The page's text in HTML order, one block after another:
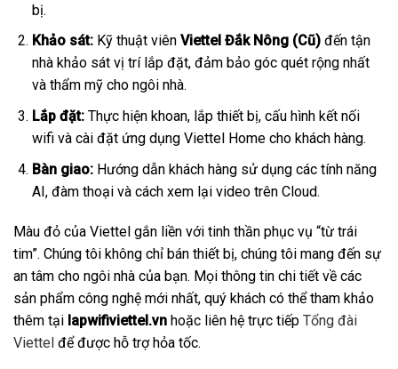
bị.
Khảo sát:Kỹ thuật viên Viettel Đắk Nông (Cũ)đến tận
nhà khảo sát vị trí lắp đặt, đảm bảo góc quét rộng nhất
và thẩm mỹ cho ngôi nhà.
Lắp đặt:Thực hiện khoan, lắp thiết bị, cấu hình kết nối
wifi và cài đặt ứng dụng Viettel Home cho khách hàng.
Bàn giao:Hướng dẫn khách hàng sử dụng các tính năng
AI, đàm thoại và cách xem lại video trên Cloud.
Màu đỏ của Viettel gắn liền với tinh thần phục vụ “từ trái
tim”. Chúng tôi không chỉ bán thiết bị, chúng tôi mang đến sự
an tâm cho ngôi nhà của bạn. Mọi thông tin chi tiết về các
sản phẩm công nghệ mới nhất, quý khách có thể tham khảo
thêm tại lapwifiviettel.vn hoặc liên hệ trực tiếp Tổng đài
Viettel để được hỗ trợ hỏa tốc.